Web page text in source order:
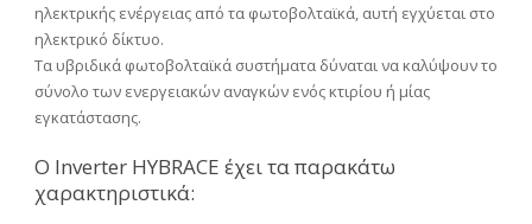
ηλεκτρικής ενέργειας από τα φωτοβολταϊκά, αυτή εγχύεται στο
ηλεκτρικό δίκτυο.
Τα υβριδικά φωτοβολταϊκά συστήματα δύναται να καλύψουν το
σύνολο των ενεργειακών αναγκών ενός κτιρίου ή μίας
εγκατάστασης.
O Ιnverter HYBRACE έχει τα παρακάτω
χαρακτηριστικά: